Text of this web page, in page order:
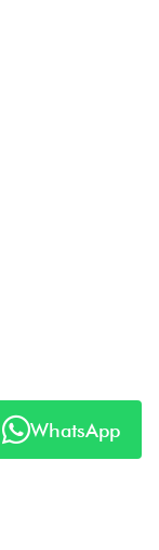
WhatsApp